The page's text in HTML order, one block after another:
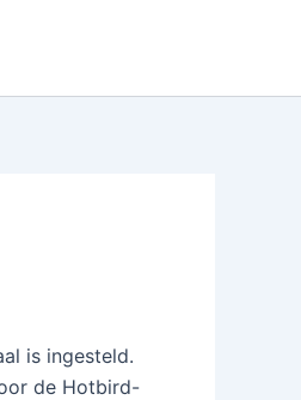
is ingesteld.
de Hotbird-